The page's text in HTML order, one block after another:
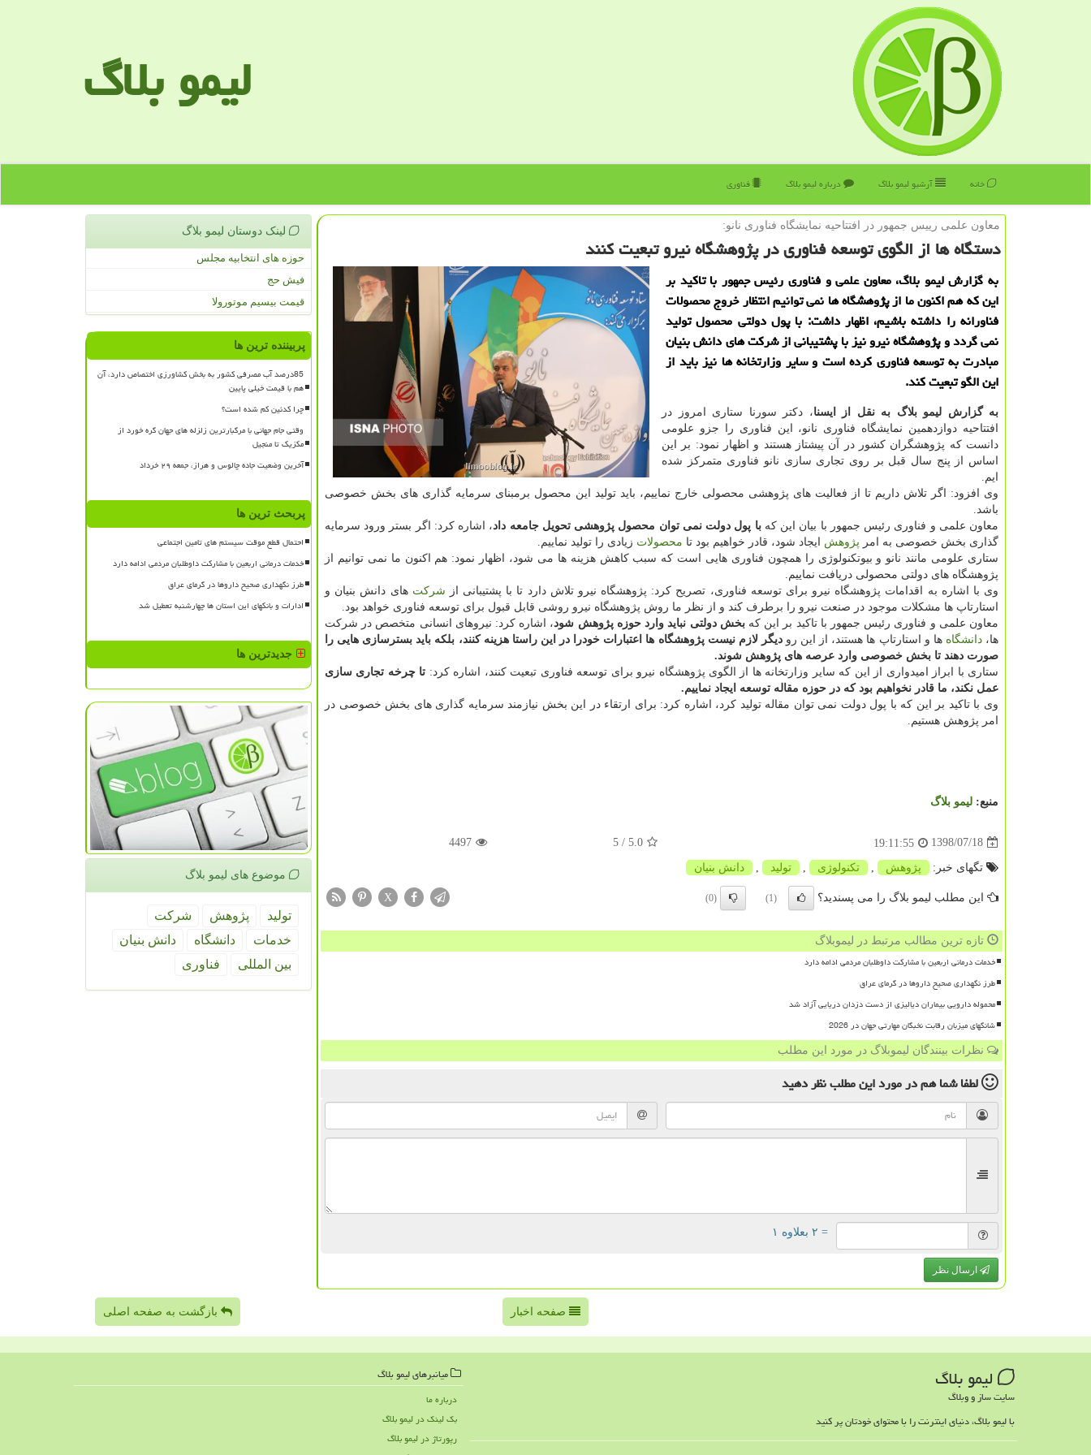
لیمو بلاگ
خانه آرشیو لیمو بلاگ درباره لیمو بلاگ فناوری
معاون علمی رییس جمهور در افتتاحیه نمایشگاه فناوری نانو:
دستگاه ها از الگوی توسعه فناوری در پژوهشگاه نیرو تبعیت كنند
به گزارش لیمو بلاگ، معاون علمی و فناوری رئیس جمهور با تاكید بر
این كه هم اكنون ما از پژوهشگاه ها نمی توانیم انتظار خروج محصولات
فناورانه را داشته باشیم، اظهار داشت: با پول دولتی محصول تولید
نمی گردد و پژوهشگاه نیرو نیز با پشتیبانی از شركت های دانش بنیان
مبادرت به توسعه فناوری كرده است و سایر وزارتخانه ها نیز باید از
این الگو تبعیت كند.
به گزارش لیمو بلاگ به نقل از ایسنا، دكتر سورنا ستاری امروز در
افتتاحیه دوازدهمین نمایشگاه فناوری نانو، این فناوری را جزو علومی
دانست كه پژوهشگران كشور در آن پیشتاز هستند و اظهار نمود: بر این
اساس از پنج سال قبل بر روی تجاری سازی نانو فناوری متمركز شده
ایم.
وی افزود: اگر تلاش داریم تا از فعالیت های پژوهشی محصولی خارج نماییم، باید تولید این محصول برمبنای سرمایه گذاری های بخش خصوصی
باشد.
معاون علمی و فناوری رئیس جمهور با بیان این كه با پول دولت نمی توان محصول پژوهشی تحویل جامعه داد، اشاره كرد: اگر بستر ورود سرمایه
گذاری بخش خصوصی به امر پژوهش ایجاد شود، قادر خواهیم بود تا محصولات زیادی را تولید نماییم.
ستاری علومی مانند نانو و بیوتكنولوژی را همچون فناوری هایی است كه سبب كاهش هزینه ها می شود، اظهار نمود: هم اكنون ما نمی توانیم از
پژوهشگاه های دولتی محصولی دریافت نماییم.
وی با اشاره به اقدامات پژوهشگاه نیرو برای توسعه فناوری، تصریح كرد: پژوهشگاه نیرو تلاش دارد تا با پشتیبانی از شركت های دانش بنیان و
استارتاپ ها مشكلات موجود در صنعت نیرو را برطرف كند و از نظر ما روش پژوهشگاه نیرو روشی قابل قبول برای توسعه فناوری خواهد بود.
معاون علمی و فناوری رئیس جمهور با تاكید بر این كهبخش دولتی نباید وارد حوزه پژوهش شود، اشاره كرد: نیروهای انسانی متخصص در شركت
ها،دانشگاه ها و استارتاپ ها هستند، از این رو دیگر لازم نیست پژوهشگاه ها اعتبارات خودرا در این راستا هزینه كنند، بلكه باید بسترسازی هایی را
صورت دهند تا بخش خصوصی وارد عرصه های پژوهش شوند.
ستاری با ابراز امیدواری از این كه سایر وزارتخانه ها از الگوی پژوهشگاه نیرو برای توسعه فناوری تبعیت كنند، اشاره كرد: تا چرخه تجاری سازی
عمل نكند، ما قادر نخواهیم بود كه در حوزه مقاله توسعه ایجاد نماییم.
وی با تاكید بر این كه با پول دولت نمی توان مقاله تولید كرد، اشاره كرد: برای ارتقاء در این بخش نیازمند سرمایه گذاری های بخش خصوصی در
امر پژوهش هستیم.
منبع: لیمو بلاگ
1398/07/18
19:11:55
5.0
/ 5
4497
تگهای خبر: پژوهش تكنولوژی تولید دانش بنیان
این مطلب لیمو بلاگ را می پسندید؟ (1)
(0)
X
تازه ترین مطالب مرتبط در لیموبلاگ
خدمات درمانی اربعین با مشارکت داوطلبان مردمی ادامه دارد
طرز نگهداری صحیح داروها در گرمای عراق
محموله دارویی بیماران دیالیزی از دست دزدان دریایی آزاد شد
شانگهای میزبان رقابت نخبگان مهارتی جهان در 2026
نظرات بینندگان لیموبلاگ در مورد این مطلب
لطفا شما همدر مورد این مطلبنظر دهید
= ۲ بعلاوه ۱
ارسال نظر
لینک دوستان لیمو بلاگ
حوزه های انتخابیه مجلس
فیش حج
قیمت بیسیم موتورولا
پربیننده ترین ها
85درصد آب مصرفی کشور به بخش کشاورزی اختصاص دارد، آن
هم با قیمت خیلی پایین
چرا کدئین کم شده است؟
وقتی جام جهانی با مرگبارترین زلزله های جهان گره خورد از
مکزیک تا منجیل
آخرین وضعیت جاده چالوس و هراز، جمعه ۲۹ خرداد
پربحث ترین ها
احتمال قطع موقت سیستم های تامین اجتماعی
خدمات درمانی اربعین با مشارکت داوطلبان مردمی ادامه دارد
طرز نگهداری صحیح داروها در گرمای عراق
ادارات و بانکهای این استان ها چهارشنبه تعطیل شد
جدیدترین ها
موضوع های لیمو بلاگ
تولید پژوهش
شركت
خدمات
دانشگاه
دانش بنیان
بین المللی
فناوری
صفحه اخبار بازگشت به صفحه اصلی
لیمو بلاگ
سایت ساز و وبلاگ
با لیمو بلاگ، دنیای اینترنت را با محتوای خودتان پر کنید
میانبرهای لیمو بلاگ
درباره ما
بک لینک در لیمو بلاگ
رپورتاژ در لیمو بلاگ